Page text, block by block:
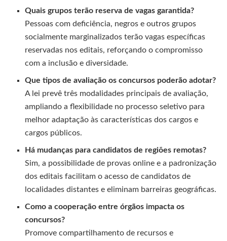
Quais grupos terão reserva de vagas garantida?
Pessoas com deficiência, negros e outros grupos
socialmente marginalizados terão vagas específicas
reservadas nos editais, reforçando o compromisso
com a inclusão e diversidade.
Que tipos de avaliação os concursos poderão adotar?
A lei prevê três modalidades principais de avaliação,
ampliando a flexibilidade no processo seletivo para
melhor adaptação às características dos cargos e
cargos públicos.
Há mudanças para candidatos de regiões remotas?
Sim, a possibilidade de provas online e a padronização
dos editais facilitam o acesso de candidatos de
localidades distantes e eliminam barreiras geográficas.
Como a cooperação entre órgãos impacta os
concursos?
Promove compartilhamento de recursos e